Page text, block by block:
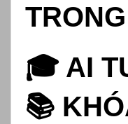
🎓 AI
📚